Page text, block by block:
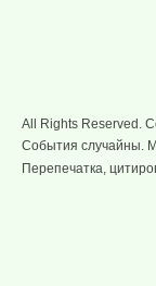
All Rights Reserved.
События случайны.
Перепечатка,